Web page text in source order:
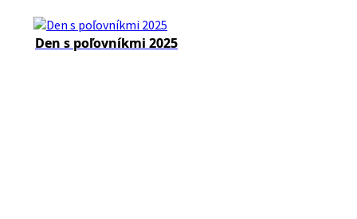
Den s poľovníkmi 2025